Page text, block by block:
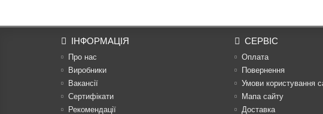
ІНФОРМАЦІЯ
Про нас
Виробники
Вакансії
Сертифікати
Рекомендації
СЕРВІС
Оплата
Повернення
Умови користування
Мапа сайту
Доставка